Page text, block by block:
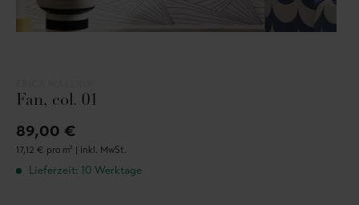
Fan, col. 01
89,00 €
17,12 € pro m² | inkl. MwSt.
Lieferzeit: 10 Werktage